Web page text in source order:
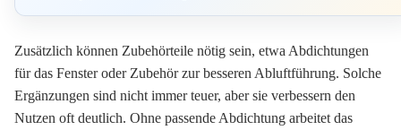
Zusätzlich können Zubehörteile nötig sein, etwa Abdichtungen
für das Fenster oder Zubehör zur besseren Abluftführung. Solche
Ergänzungen sind nicht immer teuer, aber sie verbessern den
Nutzen oft deutlich. Ohne passende Abdichtung arbeitet das